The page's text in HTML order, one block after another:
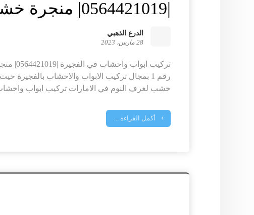
|0564421019| منجرة خشب
الدرع الذهبي
28 مارس، 2023
تركيب
رقم 1 بمجال تركيب الابواب والاخشاب بالفجيرة
خشب لغرف النوم في الامارات تركيب ابواب
أكمل القراءة ...